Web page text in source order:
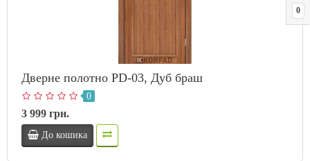
0
Дверне полотно PD-03, Дуб браш
0
3 999 грн.
До кошика